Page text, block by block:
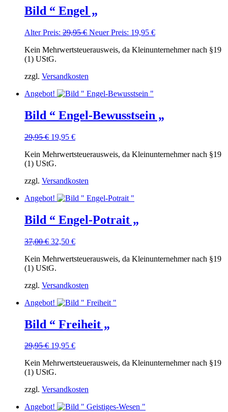
Bild “ Engel „
Alter Preis: 29,95€ Ursprünglicher
war:
Neuer Preis: 19,95 €Aktueller
ist:
Kein Mehrwertsteuerausweis, da Kleinunternehmer nach §19
(1) UStG.
zzgl. Versandkosten
Angebot!
Bild “ Engel-Bewusstsein „
29,95€ Ursprünglicher
war:
29,95 €
19,95 €Aktueller
ist:
Kein Mehrwertsteuerausweis, da Kleinunternehmer nach §19
(1) UStG.
zzgl. Versandkosten
Angebot!
Bild “ Engel-Potrait „
37,00€ Ursprünglicher
war:
37,00 €
32,50 €Aktueller
ist:
Kein Mehrwertsteuerausweis, da Kleinunternehmer nach §19
(1) UStG.
zzgl. Versandkosten
Angebot!
Bild “ Freiheit „
29,95€ Ursprünglicher
war:
29,95 €
19,95 €Aktueller
ist:
Kein Mehrwertsteuerausweis, da Kleinunternehmer nach §19
(1) UStG.
zzgl. Versandkosten
Angebot!